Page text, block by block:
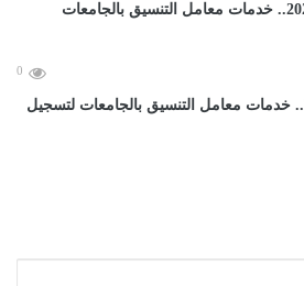
0
تنسيق المرحلة الأولى 2026.. خدمات معامل التنسيق بالجامعات لتسجيل